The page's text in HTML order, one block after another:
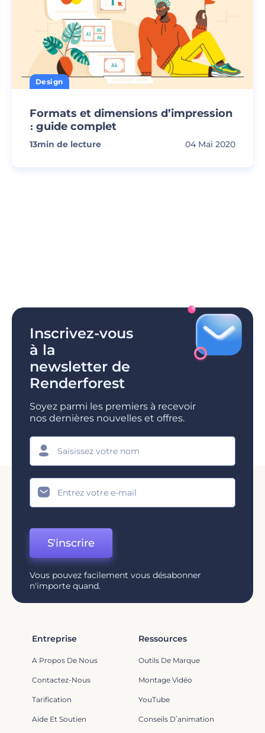
Design
Formats et dimensions d’impression
։ guide complet
13min de lecture 04 Mai 2020
Inscrivez-vous
à la
newsletter de
Renderforest
Soyez parmi les premiers à recevoir
nos dernières nouvelles et offres.
S'inscrire
Vous pouvez facilement vous désabonner
n'importe quand.
Entreprise
A Propos De Nous
Contactez-Nous
Tarification
Aide Et Soutien
Ressources
Outils De Marque
Montage Vidéo
YouTube
Conseils D՛animation